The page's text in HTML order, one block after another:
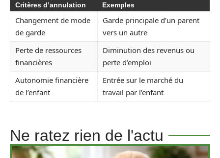
Critères d’annulation Exemples
Changement de mode
de garde
Garde principale d’un parent
vers un autre
Perte de ressources
financières
Diminution des revenus ou
perte d’emploi
Autonomie financière
de l’enfant
Entrée sur le marché du
travail par l’enfant
Ne ratez rien de l'actu